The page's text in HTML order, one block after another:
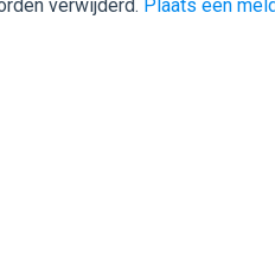
verwijderd. Plaats een